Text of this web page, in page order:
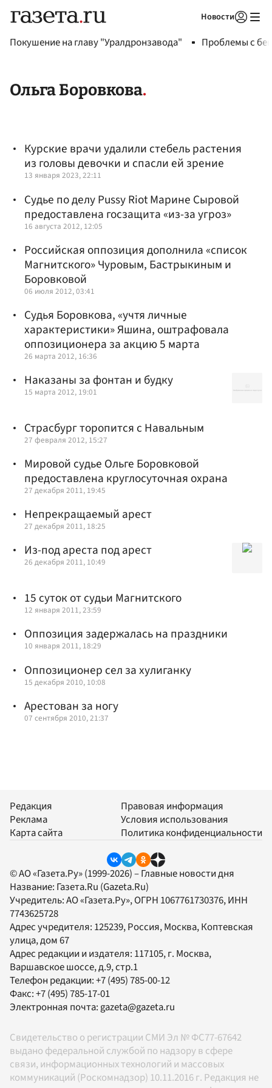
Новости
Покушение на главу "Уралдронзавода" Проблемы с
Ольга Боровкова
Курские врачи удалили стебель растения
из головы девочки и спасли ей зрение
13 января 2023, 22:11
Судье по делу Pussy Riot Марине Сыровой
предоставлена госзащита «из-за угроз»
16 августа 2012, 12:05
Российская оппозиция дополнила «список
Магнитского» Чуровым, Бастрыкиным и
Боровковой
06 июля 2012, 03:41
Судья Боровкова, «учтя личные
характеристики» Яшина, оштрафовала
оппозиционера за акцию 5 марта
26 марта 2012, 16:36
Наказаны за фонтан и будку
15 марта 2012, 19:01
Страсбург торопится с Навальным
27 февраля 2012, 15:27
Мировой судье Ольге Боровковой
предоставлена круглосуточная охрана
27 декабря 2011, 19:45
Непрекращаемый арест
27 декабря 2011, 18:25
Из-под ареста под арест
26 декабря 2011, 10:49
15 суток от судьи Магнитского
12 января 2011, 23:59
Оппозиция задержалась на праздники
10 января 2011, 18:29
Оппозиционер сел за хулиганку
15 декабря 2010, 10:08
Арестован за ногу
07 сентября 2010, 21:37
Редакция
Реклама
Карта сайта
Правовая информация
Условия использования
Политика конфиденциальности
© АО «Газета.Ру» (1999-2026) – Главные новости дня
Название: Газета.Ru (Gazeta.Ru)
Учредитель:АО «Газета.Ру», ОГРН 1067761730376, ИНН
7743625728
Адрес учредителя: 125239, Россия, Москва, Коптевская
улица, дом 67
Адрес редакции и издателя: 117105, г. Москва,
Варшавское шоссе, д.9, стр.1
Телефон редакции:+7 (495) 785-00-12
Факс:+7 (495) 785-17-01
Электронная почта: gazeta@gazeta.ru
Свидетельство о регистрации СМИ Эл № ФС77-67642
выдано федеральной службой по надзору в сфере
связи, информационных технологий и массовых
коммуникаций (Роскомнадзор) 10.11.2016 г. Редакция не